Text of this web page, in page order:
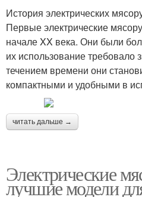
История электрических
Первые электрические
начале XX века. Они были
их использование требовало
течением времени они
компактными и удобными в
читать дальше →
Электрические
лучшие модели